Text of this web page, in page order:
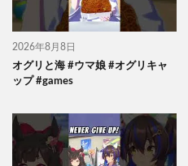
2026年8月8日
オグリと海 #ウマ娘 #オグリキャ
ップ #games